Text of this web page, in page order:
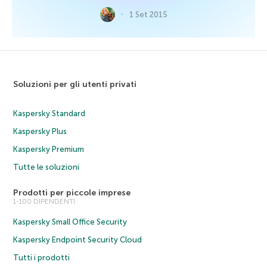
1 Set 2015
Soluzioni per gli utenti privati
Kaspersky Standard
Kaspersky Plus
Kaspersky Premium
Tutte le soluzioni
Prodotti per piccole imprese
1-100 DIPENDENTI
Kaspersky Small Office Security
Kaspersky Endpoint Security Cloud
Tutti i prodotti